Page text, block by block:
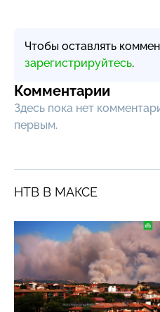
Чтобы оставлять
зарегистрируйтесь.
Комментарии
Здесь пока нет
первым.
НТВ В МАКСЕ